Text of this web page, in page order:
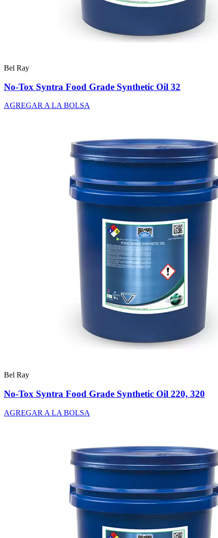
Bel Ray
No-Tox Syntra Food Grade Synthetic Oil 32
AGREGAR A LA BOLSA
Bel Ray
No-Tox Syntra Food Grade Synthetic Oil 220, 320
AGREGAR A LA BOLSA